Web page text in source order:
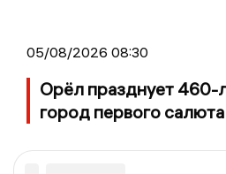
05/08/2026 08:30
Орёл празднует 460-
город первого